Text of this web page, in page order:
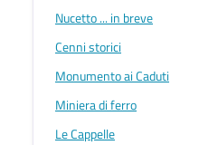
Nucetto ... in breve
Cenni storici
Monumento ai Caduti
Miniera di ferro
Le Cappelle